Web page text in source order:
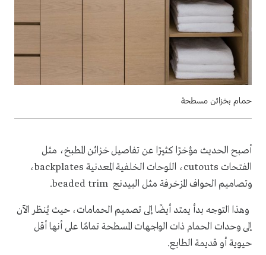
حمام بخزائن مسطحة
أصبح الحديث مؤخرًا كثيرًا عن تفاصيل خزائن المطبخ، مثل
الفتحات cutouts، اللوحات الخلفية المعدنية backplates،
وتصاميم الحواف المزخرفة مثل البيدنج beaded trim.
وهذا التوجه بدأ يمتد أيضًا إلى تصميم الحمامات، حيث يُنظر الآن
إلى وحدات الحمام ذات الواجهات المسطحة تمامًا على أنها أقل
حيوية أو قديمة الطابع.